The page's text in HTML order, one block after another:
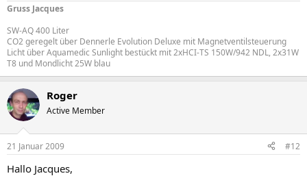
Gruss Jacques
SW-AQ 400 Liter
CO2 geregelt über Dennerle Evolution Deluxe mit Magnetventilsteuerung
Licht über Aquamedic Sunlight bestückt mit 2xHCI-TS 150W/942 NDL, 2x31W
T8 und Mondlicht 25W blau
Roger
Active Member
21 Januar 2009 #12
Hallo Jacques,